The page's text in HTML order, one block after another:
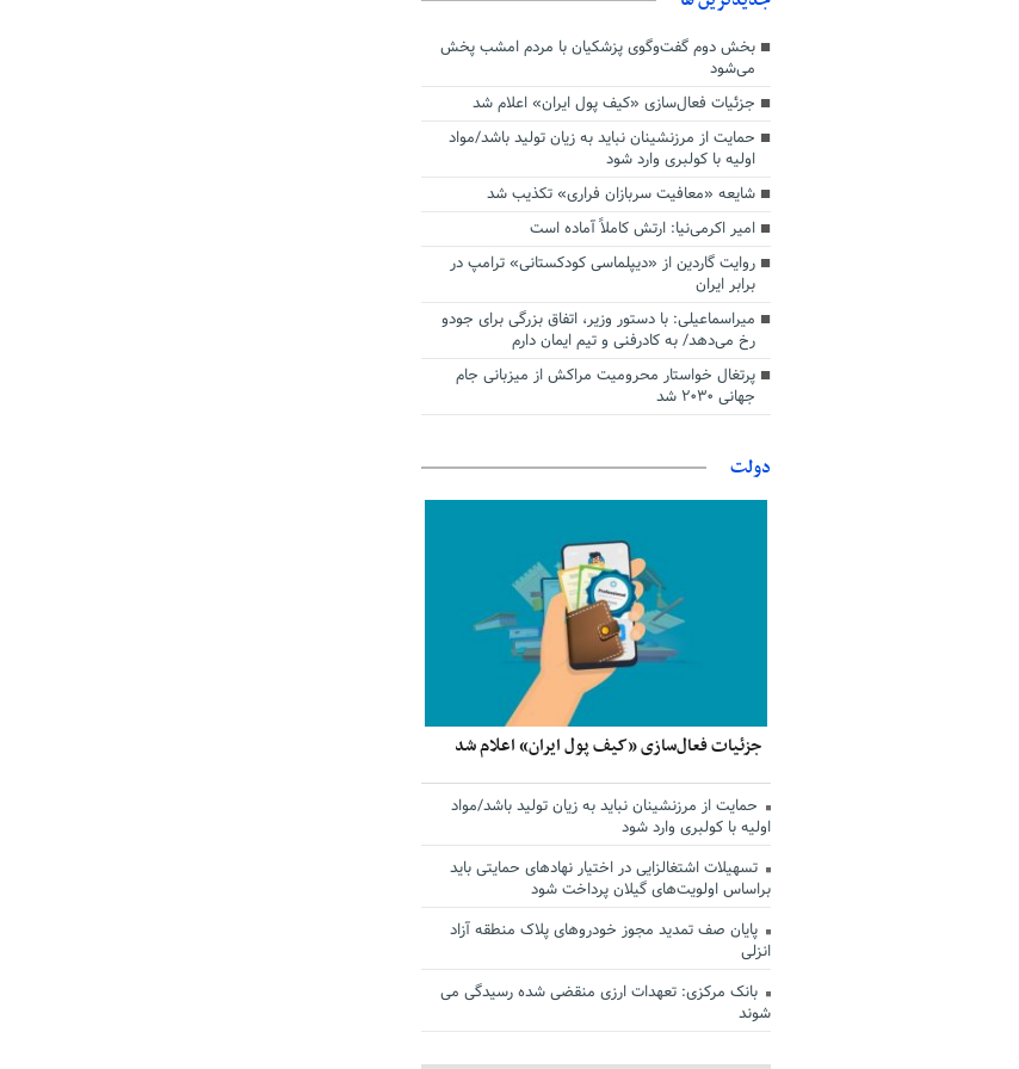
بخش دوم گفت‌وگوی پزشکیان با مردم امشب پخش
می‌شود
جزئیات فعال‌سازی «کیف پول ایران» اعلام شد
حمایت از مرزنشینان نباید به زیان تولید باشد/مواد
اولیه با کولبری وارد شود
شایعه «معافیت سربازان فراری» تکذیب شد
امیر اکرمی‌نیا: ارتش کاملاً آماده است
روایت گاردین از «دیپلماسی کودکستانی» ترامپ در
برابر ایران
میراسماعیلی: با دستور وزیر، اتفاق بزرگی برای جودو
رخ می‌دهد/ به کادرفنی و تیم ایمان دارم
پرتغال خواستار محرومیت مراکش از میزبانی جام
جهانی ۲۰۳۰ شد
دولت
جزئیات فعال‌سازی «کیف پول ایران» اعلام شد
حمایت از مرزنشینان نباید به زیان تولید باشد/مواد
اولیه با کولبری وارد شود
تسهیلات اشتغالزایی در اختیار نهادهای حمایتی باید
براساس اولویت‌های گیلان پرداخت شود
پایان صف تمدید مجوز خودروهای پلاک منطقه آزاد
انزلی
بانک مرکزی: تعهدات ارزی منقضی شده رسیدگی می
شوند